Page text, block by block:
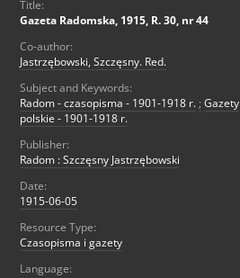
Title:
Gazeta Radomska, 1915, R. 30, nr 44
Co-author:
Jastrzębowski, Szczęsny. Red.
Subject and Keywords:
Radom - czasopisma - 1901-1918 r. ; Gazety
polskie - 1901-1918 r.
Publisher:
Radom : Szczęsny Jastrzębowski
Date:
1915-06-05
Resource Type:
Czasopisma i gazety
Language: